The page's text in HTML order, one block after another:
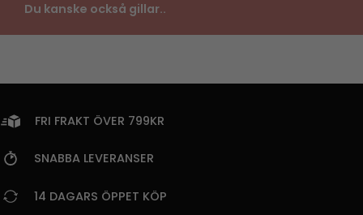
Du kanske också gillar..
FRI FRAKT ÖVER 799KR
SNABBA LEVERANSER
14 DAGARS ÖPPET KÖP